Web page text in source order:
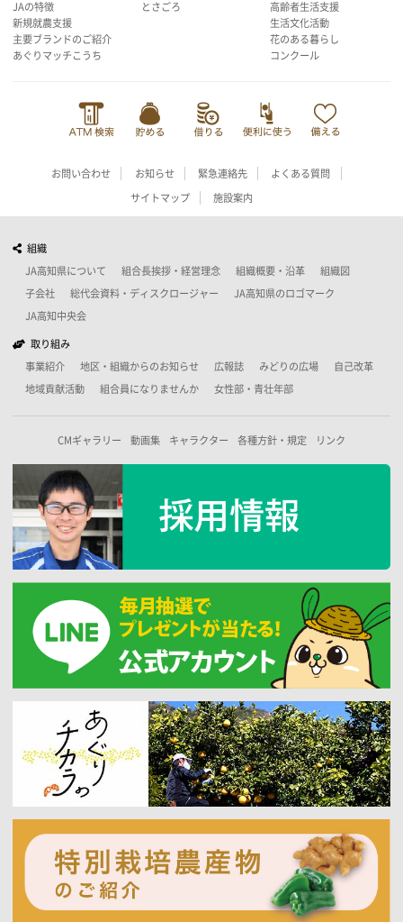
JAの特徴
新規就農支援
主要ブランドのご紹介
あぐりマッチこうち
とさごろ
高齢者生活支援
生活文化活動
花のある暮らし
コンクール
お問い合わせ お知らせ 緊急連絡先 よくある質問
サイトマップ 施設案内
組織
JA高知県について 組合長挨拶・経営理念 組織概要・沿革 組織図
子会社 総代会資料・ディスクロージャー JA高知県のロゴマーク
JA高知中央会
取り組み
事業紹介 地区・組織からのお知らせ 広報誌 みどりの広場 自己改革
地域貢献活動 組合員になりませんか 女性部・青壮年部
CMギャラリー 動画集 キャラクター 各種方針・規定 リンク